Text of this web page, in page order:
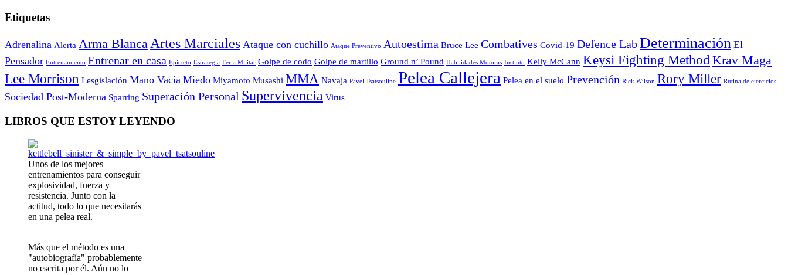
Etiquetas
Adrenalina Alerta Arma BlancaArtes Marciales Ataque con cuchillo Ataque Preventivo Autoestima Bruce Lee Combatives Covid-19 Defence LabDeterminación El
Pensador Entrenamiento Entrenar en casa Epicteto Estrategia Feria Militar Golpe de codo Golpe de martillo Ground n’ Pound Habilidades Motoras Instinto Kelly McCann Keysi Fighting MethodKrav Maga
Lee Morrison Lesgislación Mano Vacía Miedo Miyamoto Musashi MMA Navaja Pavel Tsatsouline Pelea Callejera Pelea en el suelo Prevención Rick Wilson Rory Miller Rutina de ejercicios
Sociedad Post-Moderna Sparring Superación Personal Supervivencia Virus
LIBROS QUE ESTOY LEYENDO
Unos de los mejores
entrenamientos para conseguir
explosividad, fuerza y
resistencia. Junto con la
actitud, todo lo que necesitarás
en una pelea real.
Más que el método es una
"autobiografía" probablemente
no escrita por él. Aún no lo